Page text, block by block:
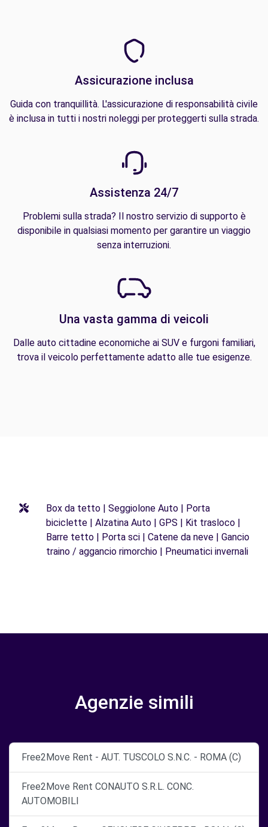
Assicurazione inclusa
Guida con tranquillità. L'assicurazione di responsabilità civile
è inclusa in tutti i nostri noleggi per proteggerti sulla strada.
Assistenza 24/7
Problemi sulla strada? Il nostro servizio di supporto è
disponibile in qualsiasi momento per garantire un viaggio
senza interruzioni.
Una vasta gamma di veicoli
Dalle auto cittadine economiche ai SUV e furgoni familiari,
trova il veicolo perfettamente adatto alle tue esigenze.
Box da tetto | Seggiolone Auto | Porta
biciclette | Alzatina Auto | GPS | Kit trasloco |
Barre tetto | Porta sci | Catene da neve | Gancio
traino / aggancio rimorchio | Pneumatici invernali
Agenzie simili
Free2Move Rent - AUT. TUSCOLO S.N.C. - ROMA (C)
Free2Move Rent CONAUTO S.R.L. CONC.
AUTOMOBILI